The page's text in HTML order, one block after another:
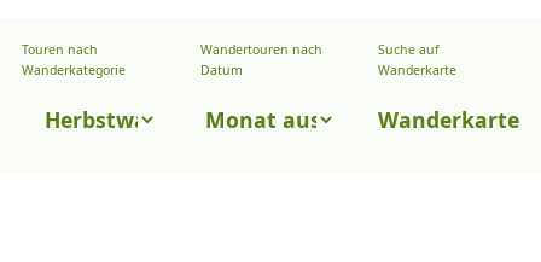
M
Touren nach
Wanderkategorie
Touren
Wandertouren nach
Datum
Wandertouren
Datum
Suche auf
Wanderkarte
Wanderkarte